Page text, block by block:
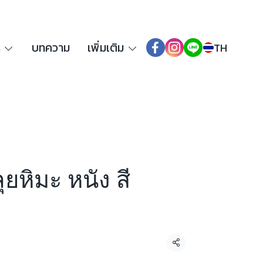
บทความ เพิ่มเติม TH
ยหิมะ หนัง สี
แชร์